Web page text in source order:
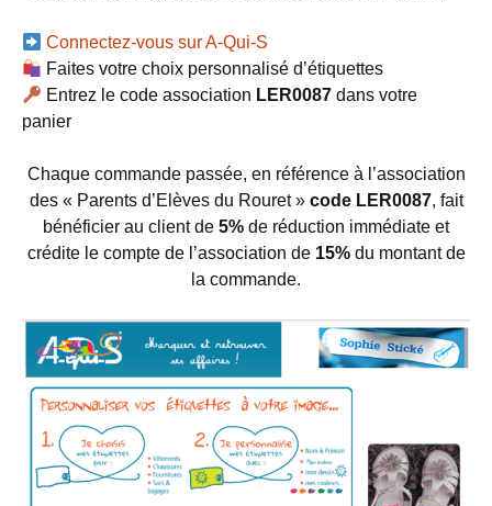
Connectez-vous sur A-Qui-S
Faites votre choix personnalisé d’étiquettes
Entrez le code association LER0087 dans votre
panier
Chaque commande passée, en référence à l’association
des « Parents d’Elèves du Rouret » code LER0087, fait
bénéficier au client de 5% de réduction immédiate et
crédite le compte de l’association de 15%du montant de
la commande.